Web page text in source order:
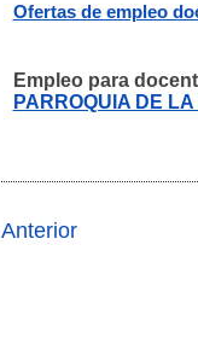
Ofertas de empleo
Empleo para
PARROQUIA DE
Anterior